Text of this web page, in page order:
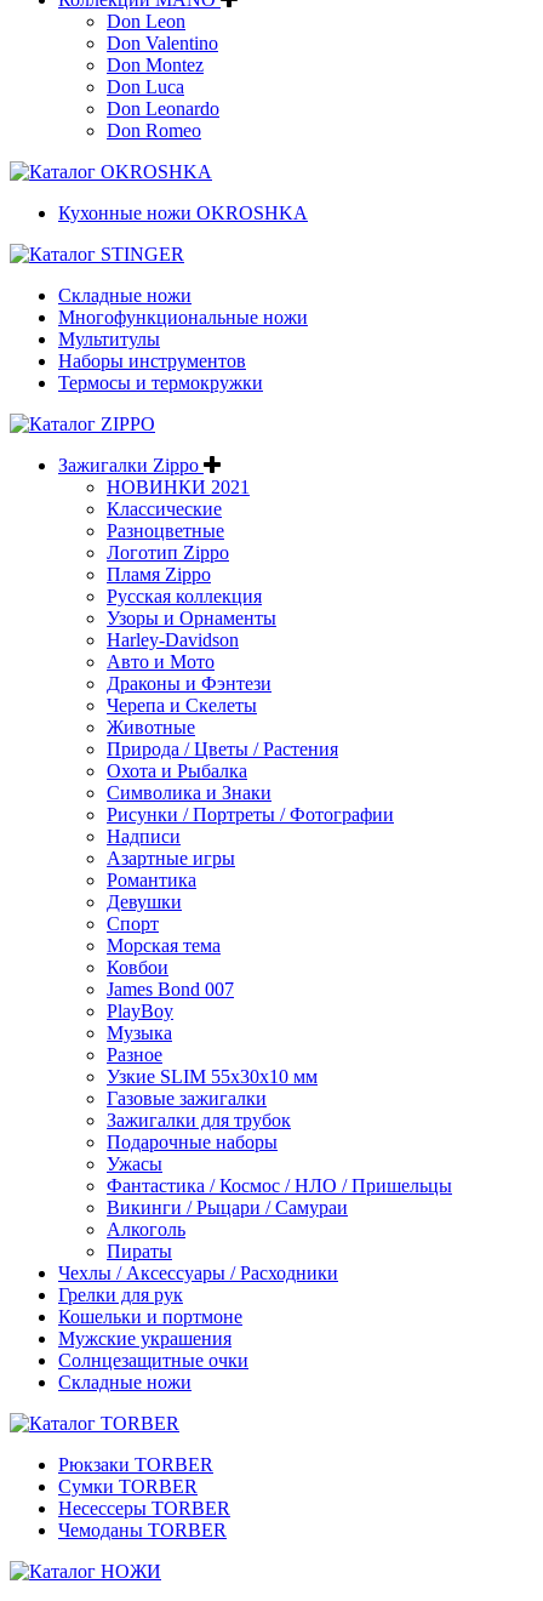
Don Leon
Don Valentino
Don Montez
Don Luca
Don Leonardo
Don Romeo
Кухонные ножи OKROSHKA
Складные ножи
Многофункциональные ножи
Мультитулы
Наборы инструментов
Термосы и термокружки
Зажигалки Zippo
НОВИНКИ 2021
Классические
Разноцветные
Логотип Zippo
Пламя Zippo
Русская коллекция
Узоры и Орнаменты
Harley-Davidson
Авто и Мото
Драконы и Фэнтези
Черепа и Скелеты
Животные
Природа / Цветы / Растения
Охота и Рыбалка
Символика и Знаки
Рисунки / Портреты / Фотографии
Надписи
Азартные игры
Романтика
Девушки
Спорт
Морская тема
Ковбои
James Bond 007
PlayBoy
Музыка
Разное
Узкие SLIM 55x30x10 мм
Газовые зажигалки
Зажигалки для трубок
Подарочные наборы
Ужасы
Фантастика / Космос / НЛО / Пришельцы
Викинги / Рыцари / Самураи
Алкоголь
Пираты
Чехлы / Аксессуары / Расходники
Грелки для рук
Кошельки и портмоне
Мужские украшения
Солнцезащитные очки
Складные ножи
Рюкзаки TORBER
Сумки TORBER
Несессеры TORBER
Чемоданы TORBER